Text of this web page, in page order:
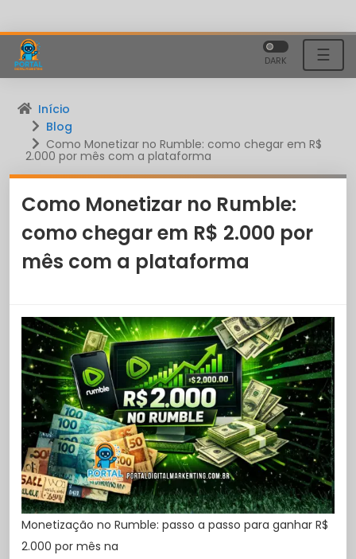
☰
DARK
Início
Blog
Como Monetizar no Rumble: como chegar em R$
2.000 por mês com a plataforma
Como Monetizar no Rumble:
como chegar em R$ 2.000 por
mês com a plataforma
Monetização no Rumble: passo a passo para ganhar R$
2.000 por mês na